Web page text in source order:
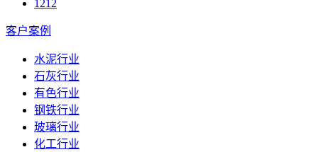
1212
客户案例
水泥行业
石灰行业
有色行业
钢铁行业
玻璃行业
化工行业